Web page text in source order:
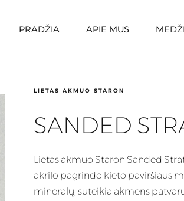
PRADŽIA APIE MUS
LIETAS AKMUO STARON
SANDED
Lietas akmuo Staron Sanded
akrilo pagrindo kieto paviršiaus
mineralų, suteikia akmens